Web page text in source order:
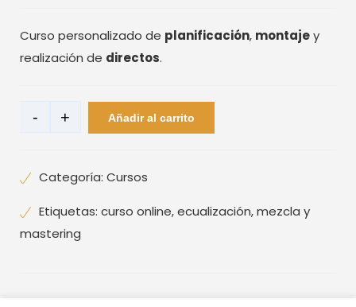
Curso personalizado de planificación, montajey
realización de directos.
Monográficos:
- + Añadir al carrito
Categoría: Cursos
Etiquetas: curso online,ecualización,mezcla y
mastering